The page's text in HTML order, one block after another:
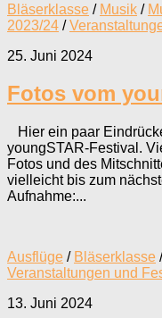
Bläserklasse / Musik /
2023/24 /
25. Juni 2024
Fotos vom
Hier ein paar
youngSTAR-Festival.
Fotos und des
vielleicht bis zum
Aufnahme:...
Ausflüge / Bläserklasse
Veranstaltungen und
13. Juni 2024